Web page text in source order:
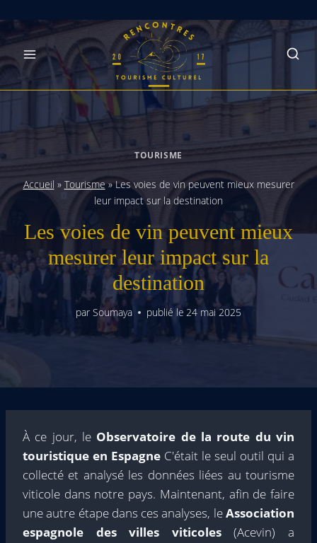
Skip
to
content
TOURISME
Accueil » Tourisme»Les voies de vin peuvent mieux mesurer
leur impact sur la destination
Les voies de vin peuvent mieux
mesurer leur impact sur la
destination
par Soumaya publié le 24 mai 2025
À ce jour, le Observatoire de la route du vin
touristique en Espagne C'était le seul outil qui a
collecté et analysé les données liées au tourisme
viticole dans notre pays. Maintenant, afin de faire
une autre étape dans ces analyses, leAssociation
espagnole des villes viticoles(Acevin) a